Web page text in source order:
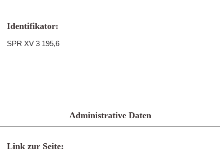
Identifikator:
SPR XV 3 195,6
Administrative Daten
Link zur Seite: